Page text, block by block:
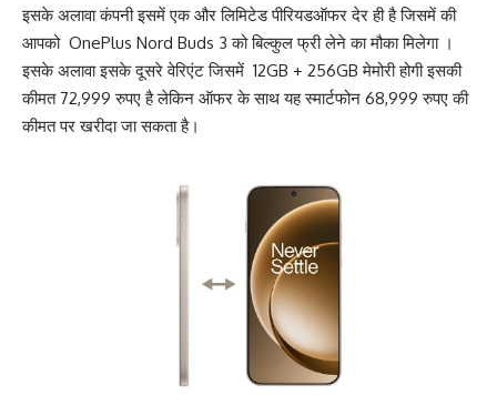
इसके अलावा कंपनी इसमें एक और लिमिटेड पीरियडऑफर देर ही है जिसमें की
आपको OnePlus Nord Buds 3 को बिल्कुल फ्री लेने का मौका मिलेगा ।
इसके अलावा इसके दूसरे वेरिएंट जिसमें 12GB + 256GB मेमोरी होगी इसकी
कीमत 72,999 रुपए है लेकिन ऑफर के साथ यह स्मार्टफोन 68,999 रुपए की
कीमत पर खरीदा जा सकता है।